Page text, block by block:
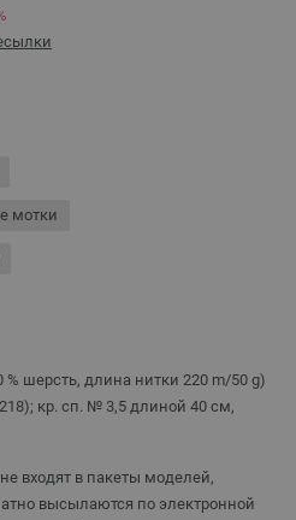
мотки
% шерсть, длина нитки 220 m/50 g)
кр. сп. № 3,5 длиной 40 см,
входят в пакеты моделей,
высылаются по электронной